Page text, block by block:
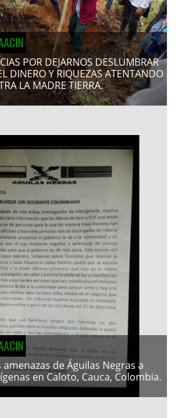
POR DEJARNOS DESLUMBRAR
DINERO Y RIQUEZAS ATENTANDO
LA MADRE TIERRA.
de Águilas Negras a
en Caloto, Cauca, Colombia.